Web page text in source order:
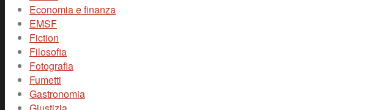
Economia e finanza
EMSF
Fiction
Filosofia
Fotografia
Fumetti
Gastronomia